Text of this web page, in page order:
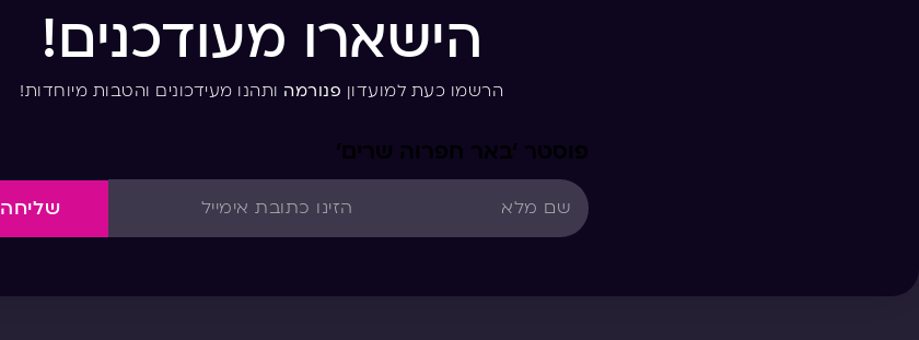
הישארו מעודכנים!
הרשמו כעת למועדון פנורמה ותהנו מעידכונים והטבות מיוחדות!
פוסטר ‘באר חפרוה שרים’
שליחה